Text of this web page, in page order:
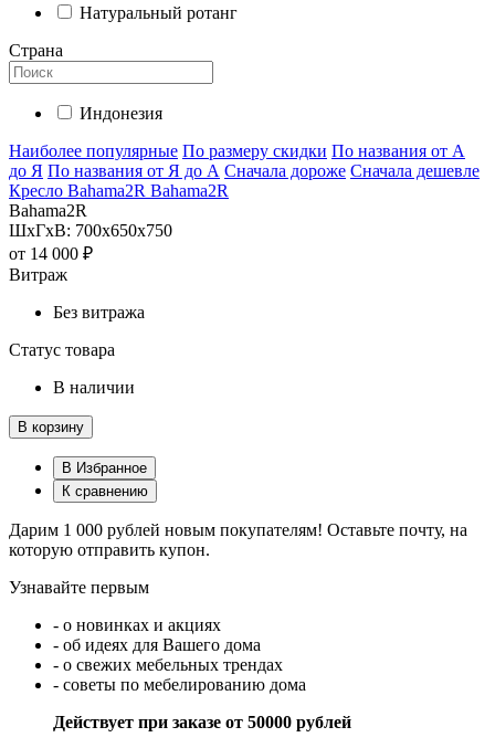
Натуральный ротанг
Страна
Индонезия
Наиболее популярные По размеру скидки По названия от А
до Я По названия от Я до А Сначала дороже Сначала дешевле
Кресло Bahama2R Bahama2R
Bahama2R
ШхГхВ: 700х650х750
от 14 000 ₽
Витраж
Без витража
Статус товара
В наличии
В корзину
В Избранное
К сравнению
Дарим 1 000 рублей новым покупателям! Оставьте почту, на
которую отправить купон.
Узнавайте первым
- о новинках и акциях
- об идеях для Вашего дома
- о свежих мебельных трендах
- советы по мебелированию дома
Действует при заказе от 50000 рублей